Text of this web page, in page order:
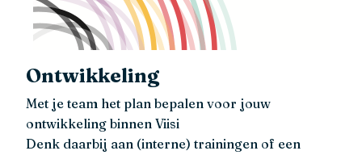
Ontwikkeling
Met je team het plan bepalen voor jouw
ontwikkeling binnen Viisi
Denk daarbij aan (interne) trainingen of een